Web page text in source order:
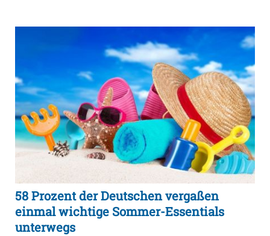
58 Prozent der Deutschen vergaßen
einmal wichtige Sommer-Essentials
unterwegs